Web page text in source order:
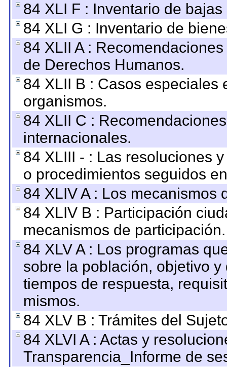
84 XLI F : Inventario de
84 XLI G : Inventario de
84 XLII A :
de Derechos Humanos.
84 XLII B : Casos especiales
organismos.
84 XLII C :
internacionales.
84 XLIII - : Las resoluciones
o procedimientos seguidos
84 XLIV A : Los mecanismos
84 XLIV B : Participación
mecanismos de participación.
84 XLV A : Los programas
sobre la población, objetivo
tiempos de respuesta,
mismos.
84 XLV B : Trámites del
84 XLVI A : Actas y
Transparencia_Informe de